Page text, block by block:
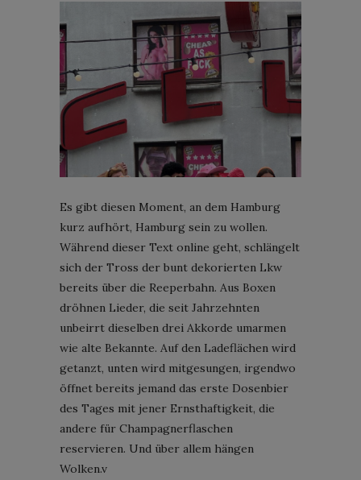
Es gibt diesen Moment, an dem Hamburg
kurz aufhört, Hamburg sein zu wollen.
Während dieser Text online geht, schlängelt
sich der Tross der bunt dekorierten Lkw
bereits über die Reeperbahn. Aus Boxen
dröhnen Lieder, die seit Jahrzehnten
unbeirrt dieselben drei Akkorde umarmen
wie alte Bekannte. Auf den Ladeflächen wird
getanzt, unten wird mitgesungen, irgendwo
öffnet bereits jemand das erste Dosenbier
des Tages mit jener Ernsthaftigkeit, die
andere für Champagnerflaschen
reservieren. Und über allem hängen
Wolken.v